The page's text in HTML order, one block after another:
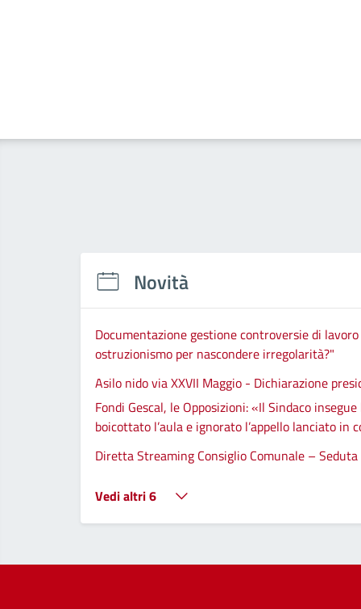
Novità
Documentazione gestione controversie di
ostruzionismo per nascondere irregolarità?"
Asilo nido via XXVII Maggio - Dichiarazione
Fondi Gescal, le Opposizioni: «Il Sindaco
boicottato l’aula e ignorato l’appello lanciato in
Diretta Streaming Consiglio Comunale –
Vedi altri 6